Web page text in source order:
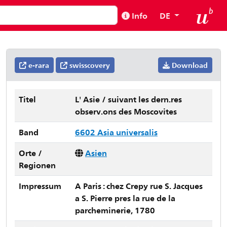
Info DE
e-rara swisscovery Download
Titel
L' Asie / suivant les dern.res
observ.ons des Moscovites
Band
6602 Asia universalis
Orte /
Regionen
Asien
Impressum
A Paris : chez Crepy rue S. Jacques
a S. Pierre pres la rue de la
parcheminerie, 1780